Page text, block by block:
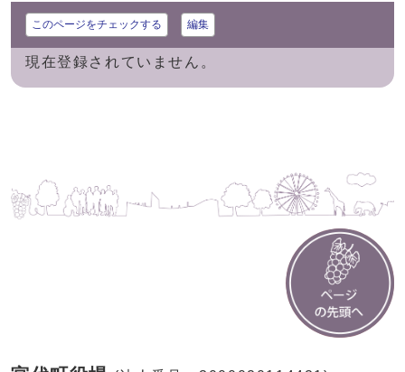
このページをチェックする 編集
現在登録されていません。